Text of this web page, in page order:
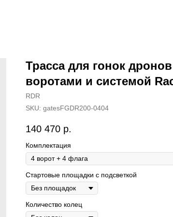
Трасса для гонок
воротами и системой
RDR
SKU: gatesFGDR200-0404
140 470 р.
Комплектация
Стартовые площадки с подсветкой
Количество колец